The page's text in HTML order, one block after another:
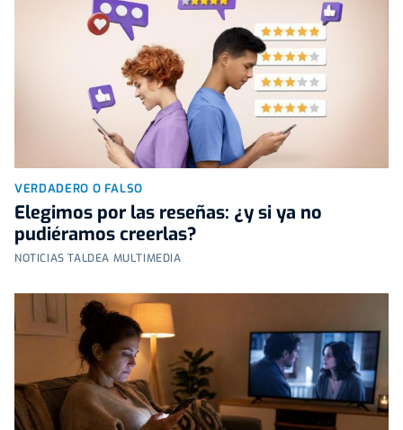
VERDADERO O FALSO
Elegimos por las reseñas: ¿y si ya no
pudiéramos creerlas?
NOTICIAS TALDEA MULTIMEDIA